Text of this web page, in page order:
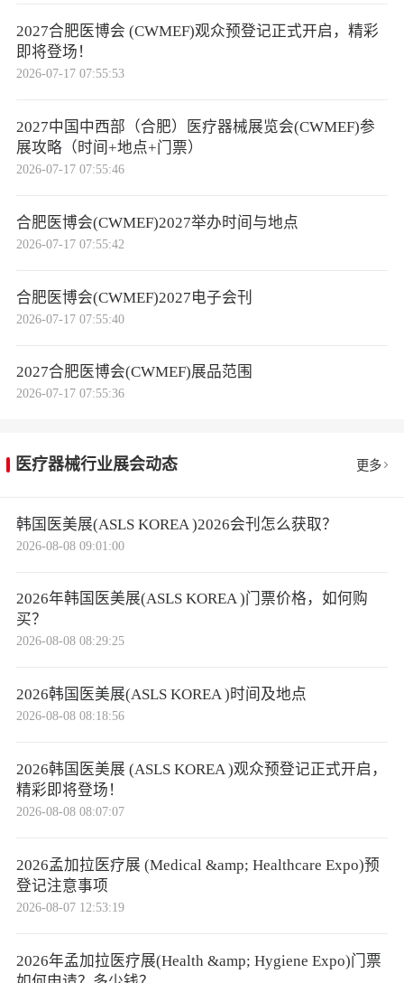
2027合肥医博会 (CWMEF)观众预登记正式开启，精彩
即将登场！
2026-07-17 07:55:53
2027中国中西部（合肥）医疗器械展览会(CWMEF)参
展攻略（时间+地点+门票）
2026-07-17 07:55:46
合肥医博会(CWMEF)2027举办时间与地点
2026-07-17 07:55:42
合肥医博会(CWMEF)2027电子会刊
2026-07-17 07:55:40
2027合肥医博会(CWMEF)展品范围
2026-07-17 07:55:36
医疗器械行业展会动态 更多
韩国医美展(ASLS KOREA )2026会刊怎么获取？
2026-08-08 09:01:00
2026年韩国医美展(ASLS KOREA )门票价格，如何购
买？
2026-08-08 08:29:25
2026韩国医美展(ASLS KOREA )时间及地点
2026-08-08 08:18:56
2026韩国医美展 (ASLS KOREA )观众预登记正式开启，
精彩即将登场！
2026-08-08 08:07:07
2026孟加拉医疗展 (Medical &amp; Healthcare Expo)预
登记注意事项
2026-08-07 12:53:19
2026年孟加拉医疗展(Health &amp; Hygiene Expo)门票